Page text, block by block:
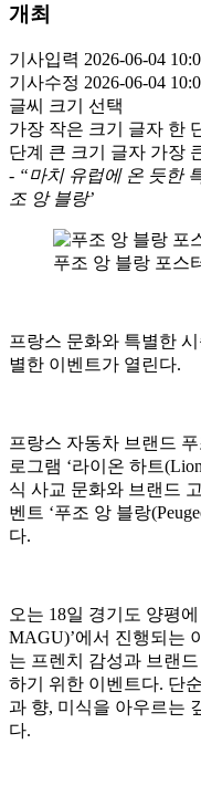
개최
기사입력 2026-06-04
기사수정 2026-06-04
글씨 크기 선택
가장 작은 크기 글자 한
단계 큰 크기 글자 가장
- “마치 유럽에 온 듯한
조 앙 블랑’
푸조 앙 블랑 포스
프랑스 문화와 특별한
별한 이벤트가 열린다.
프랑스 자동차 브랜드
로그램 ‘라이온 하트
식 사교 문화와 브랜드
벤트 ‘푸조 앙 블랑
다.
오는 18일 경기도 양평
MAGU)’에서 진행되는
는 프렌치 감성과 브랜
하기 위한 이벤트다. 단
과 향, 미식을 아우르는
다.